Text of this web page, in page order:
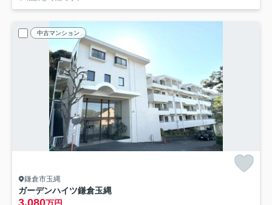
中古マンション
鎌倉市玉縄
ガーデンハイツ鎌倉玉縄
3,080